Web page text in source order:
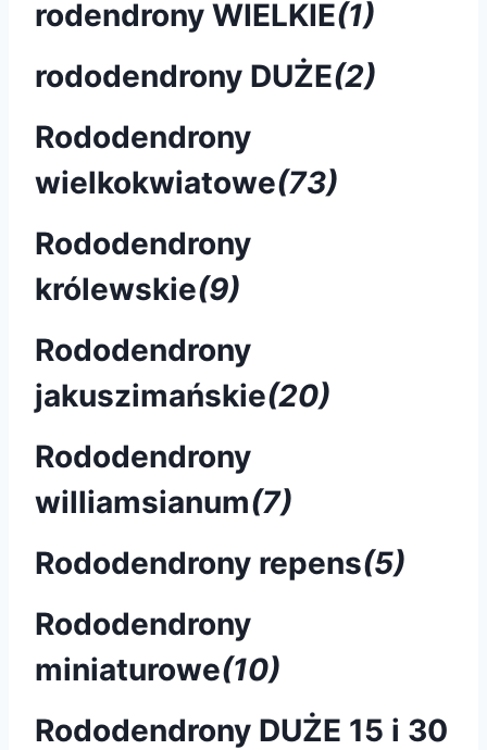
rodendrony WIELKIE(1)
rododendrony DUŻE(2)
Rododendrony
wielkokwiatowe(73)
Rododendrony
królewskie(9)
Rododendrony
jakuszimańskie(20)
Rododendrony
williamsianum(7)
Rododendrony repens(5)
Rododendrony
miniaturowe(10)
Rododendrony DUŻE 15 i 30